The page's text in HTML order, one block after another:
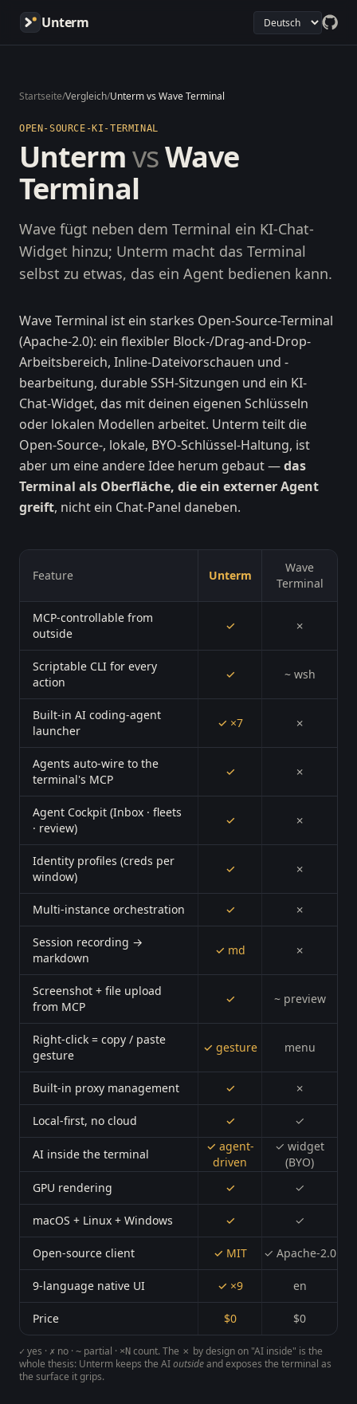
Unterm
Startseite/Vergleich/Unterm vs Wave Terminal
OPEN-SOURCE-KI-TERMINAL
UntermvsWave
Terminal
Wave fügt neben dem Terminal ein KI-Chat-
Widget hinzu; Unterm macht das Terminal
selbst zu etwas, das ein Agent bedienen kann.
Wave Terminal ist ein starkes Open-Source-Terminal
(Apache-2.0): ein flexibler Block-/Drag-and-Drop-
Arbeitsbereich, Inline-Dateivorschauen und -
bearbeitung, durable SSH-Sitzungen und ein KI-
Chat-Widget, das mit deinen eigenen Schlüsseln
oder lokalen Modellen arbeitet. Unterm teilt die
Open-Source-, lokale, BYO-Schlüssel-Haltung, ist
aber um eine andere Idee herum gebaut —das
Terminal als Oberfläche, die ein externer Agent
greift, nicht ein Chat-Panel daneben.
Feature Unterm
Wave
Terminal
MCP-controllable from
outside
✓ ✗
Scriptable CLI for every
action
✓ ~ wsh
Built-in AI coding-agent
launcher
✓ ×7 ✗
Agents auto-wire to the
terminal's MCP
✓ ✗
Agent Cockpit (Inbox · fleets
· review)
✓ ✗
Identity profiles (creds per
window)
✓ ✗
Multi-instance orchestration ✓ ✗
Session recording →
markdown
✓ md ✗
Screenshot + file upload
from MCP
✓ ~ preview
Right-click = copy / paste
gesture
✓ gesture menu
Built-in proxy management ✓ ✗
Local-first, no cloud ✓ ✓
AI inside the terminal
✓ agent-
driven
✓ widget
(BYO)
GPU rendering
✓ ✓
macOS + Linux + Windows ✓ ✓
Open-source client ✓ MIT ✓ Apache-2.0
9-language native UI ✓ ×9 en
Price $0 $0
✓ yes · ✗ no · ~ partial · ×N count. The ✗ by designon "AI inside" is the
whole thesis: Unterm keeps the AIoutsideand exposes the terminal as
the surface it grips.